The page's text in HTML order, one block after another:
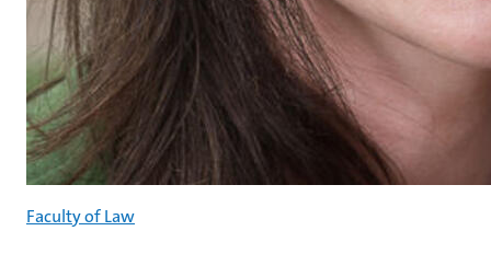
Faculty of Law